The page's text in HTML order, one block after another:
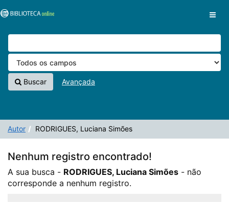
nenhum registro.
VuFind
Buscar Avançada
Autor RODRIGUES, Luciana Simões
Nenhum registro encontrado!
A sua busca - RODRIGUES, Luciana Simões - não
corresponde a nenhum registro.